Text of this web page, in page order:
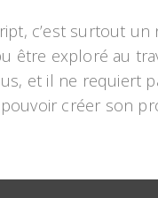
c’est surtout
être exploré au
et il ne requiert
créer son